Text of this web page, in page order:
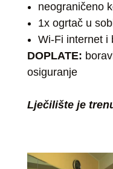
neograničeno
1x ogrtač u
Wi-Fi internet i
DOPLATE:
osiguranje
Lječilište je